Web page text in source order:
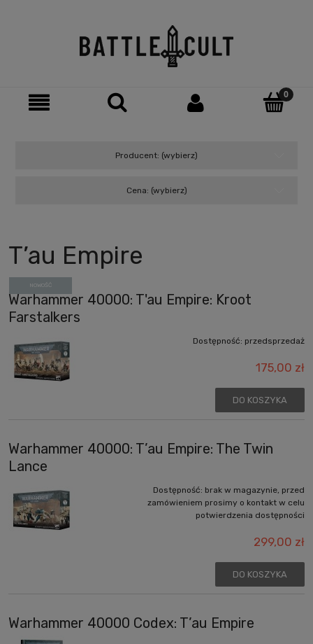
Producent: (wybierz)
Cena: (wybierz)
T’au Empire
Warhammer 40000: T'au Empire: Kroot
Farstalkers
Dostępność: przedsprzedaż
175,00 zł
DO KOSZYKA
NOWOŚĆ
Warhammer 40000: T’au Empire: The Twin
Lance
Dostępność: brak w magazynie, przed
zamówieniem prosimy o kontakt w celu
potwierdzenia dostępności
299,00 zł
DO KOSZYKA
Warhammer 40000 Codex: T’au Empire